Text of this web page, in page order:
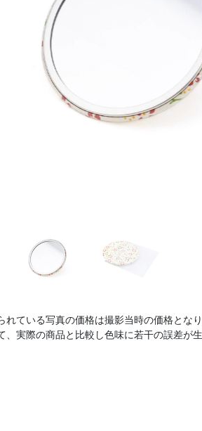
れている写真の価格は撮影当時の価格となり
、実際の商品と比較し色味に若干の誤差が